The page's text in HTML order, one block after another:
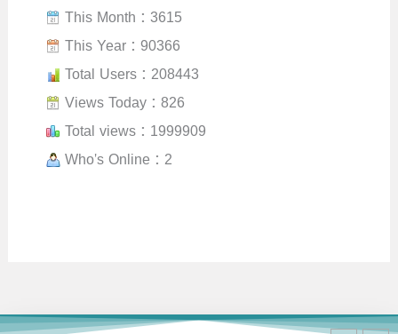
This Month : 3615
This Year : 90366
Total Users : 208443
Views Today : 826
Total views : 1999909
Who's Online : 2